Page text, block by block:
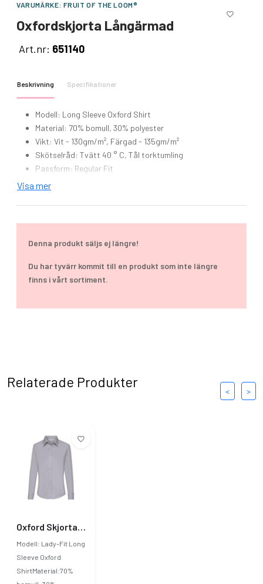
VARUMÄRKE: FRUIT OF THE LOOM®
Oxfordskjorta Långärmad
Art.nr: 651140
Beskrivning Specifikationer
Modell: Long Sleeve Oxford Shirt
Material: 70% bomull, 30% polyester
Vikt: Vit - 130gm/m², Färgad - 135gm/m²
Skötselråd: Tvätt 40 ° C, Tål torktumling
Passform: Regular Fit
Kragen kan knäppas nedåt.
Långärmad.
Skjortan finns i 5 färger.
Visa mer
Denna produkt säljs ej längre!
Du har tyvärr kommit till en produkt som inte längre
finns i vårt sortiment.
Relaterade Produkter
< >
Oxford Skjorta Dam Långärmad
Modell: Lady-Fit Long
Sleeve Oxford
ShirtMaterial:70%